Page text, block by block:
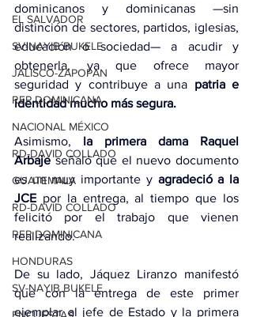
EL SALVADOR
SV-NAYIB BUKELE
JALISCO-ZAPOPAN
REP DOMINICANA
NACIONAL MÉXICO
RD-DAVID COLLADO
GUATEMALA
RD-DAVID COLLADO
REP DOMINICANA
HONDURAS
SV-NAYIB BUKELE
dominicanos y dominicanas —sin
distinción de sectores, partidos, iglesias,
educación o sociedad— a acudir y
obtenerla, ya que ofrece mayor
seguridad y contribuye a una patria e
identidad mucho más segura.
Asimismo, la primera dama Raquel
Arbaje señaló que el nuevo documento
es un muy importante y agradeció a la
JCE por la entrega, al tiempo que los
felicitó por el trabajo que vienen
realizando.
De su lado, Jáquez Liranzo manifestó
que con la entrega de este primer
ejemplar al jefe de Estado y la primera